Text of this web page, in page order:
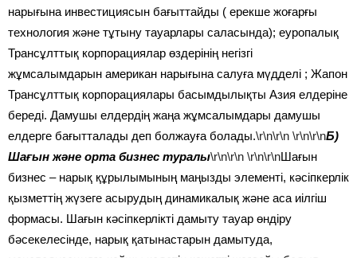
нарығына инвестициясын бағыттайды ( ерекше жоғарғы
технология және тұтыну тауарлары саласында); еуропалық
Трансұлттық корпорациялар өздерінің негізгі
жұмсалымдарын американ нарығына салуға мүдделі ; Жапон
Трансұлттық корпорациялары басымдылықты Азия елдеріне
береді. Дамушы елдердің жаңа жұмсалымдары дамушы
елдерге бағытталады деп болжауға болады.\r\n\r\n \r\n\r\nБ)
Шағын және орта бизнес туралы\r\n\r\n \r\n\r\nШағын
бизнес – нарық құрылымының маңызды элементі, кәсіпкерлік
қызметтің жүзеге асырудың динамикалық және аса иілгіш
формасы. Шағын кәсіпкерлікті дамыту тауар өндіру
бәсекелесінде, нарық қатынастарын дамытуда,